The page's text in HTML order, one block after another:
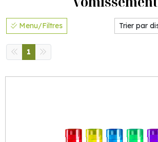
Menu/Filtres
1